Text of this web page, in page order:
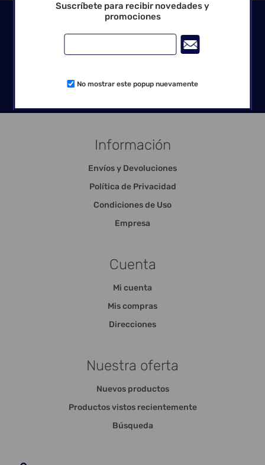
Seguinos en las redes
Información
Envíos y Devoluciones
Política de Privacidad
Condiciones de Uso
Empresa
Cuenta
Mi cuenta
Mis compras
Direcciones
Nuestra oferta
Nuevos productos
Productos vistos recientemente
Búsqueda
Suscríbete para recibir novedades y
promociones
No mostrar este popup nuevamente